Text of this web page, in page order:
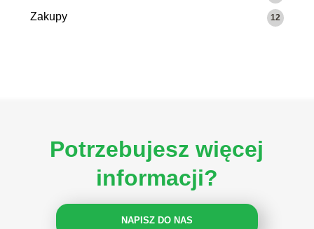
Zakupy 12
Potrzebujesz więcej
informacji?
NAPISZ DO NAS